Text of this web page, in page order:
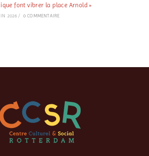
font vibrer la place Arnold »
2026 / 0 COMMENTAIRE